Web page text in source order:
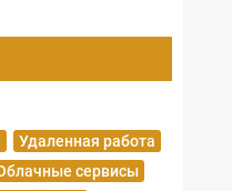
Удаленная работа
сервисы